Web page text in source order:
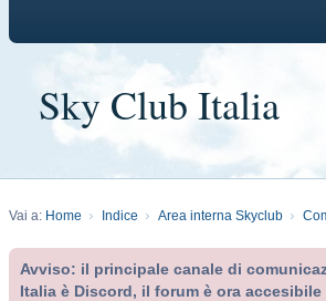
Sky Club Italia
Vai a: Home Indice Area interna Skyclub
Avviso: il principale canale di
Italia è Discord, il forum è ora